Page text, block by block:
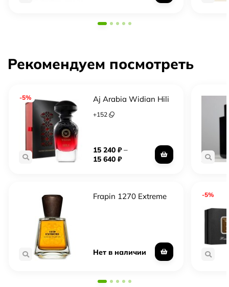
Рекомендуем посмотреть
-5% Aj Arabia Widian Hili
+152
15 240₽–
15 640₽
Frapin 1270 Extreme
Нет в наличии
-5%